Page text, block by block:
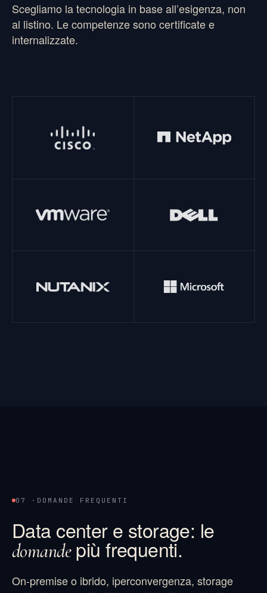
Scegliamo la tecnologia in base all’esigenza, non
al listino. Le competenze sono certificate e
internalizzate.
07 · DOMANDE FREQUENTI
Data center e storage: le
domandepiù frequenti.
On-premise o ibrido, iperconvergenza, storage